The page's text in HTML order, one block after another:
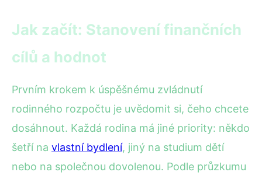
Jak začít: Stanovení finančních
cílů a hodnot
Prvním krokem k úspěšnému zvládnutí
rodinného rozpočtu je uvědomit si, čeho chcete
dosáhnout. Každá rodina má jiné priority: někdo
šetří na vlastní bydlení, jiný na studium dětí
nebo na společnou dovolenou. Podle průzkumu